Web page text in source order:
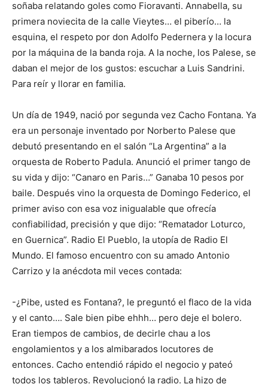
soñaba relatando goles como Fioravanti. Annabella, su
primera noviecita de la calle Vieytes… el piberío… la
esquina, el respeto por don Adolfo Pedernera y la locura
por la máquina de la banda roja. A la noche, los Palese, se
daban el mejor de los gustos: escuchar a Luis Sandrini.
Para reír y llorar en familia.
Un día de 1949, nació por segunda vez Cacho Fontana. Ya
era un personaje inventado por Norberto Palese que
debutó presentando en el salón “La Argentina” a la
orquesta de Roberto Padula. Anunció el primer tango de
su vida y dijo: “Canaro en Paris…” Ganaba 10 pesos por
baile. Después vino la orquesta de Domingo Federico, el
primer aviso con esa voz inigualable que ofrecía
confiabilidad, precisión y que dijo: “Rematador Loturco,
en Guernica”. Radio El Pueblo, la utopía de Radio El
Mundo. El famoso encuentro con su amado Antonio
Carrizo y la anécdota mil veces contada:
-¿Pibe, usted es Fontana?, le preguntó el flaco de la vida
y el canto…. Sale bien pibe ehhh… pero deje el bolero.
Eran tiempos de cambios, de decirle chau a los
engolamientos y a los almibarados locutores de
entonces. Cacho entendió rápido el negocio y pateó
todos los tableros. Revolucionó la radio. La hizo de